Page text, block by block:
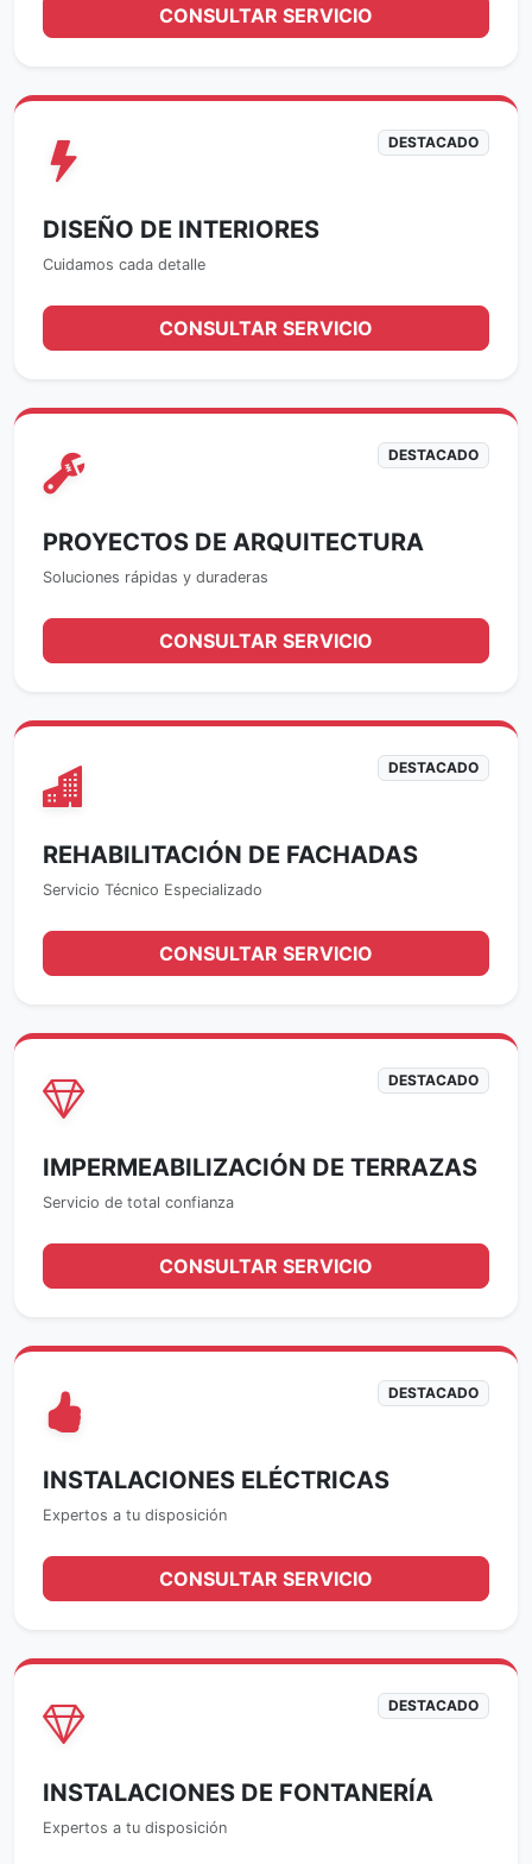
CONSULTAR SERVICIO
DESTACADO
DISEÑO DE INTERIORES
Cuidamos cada detalle
CONSULTAR SERVICIO
DESTACADO
PROYECTOS DE ARQUITECTURA
Soluciones rápidas y duraderas
CONSULTAR SERVICIO
DESTACADO
REHABILITACIÓN DE FACHADAS
Servicio Técnico Especializado
CONSULTAR SERVICIO
DESTACADO
IMPERMEABILIZACIÓN DE TERRAZAS
Servicio de total confianza
CONSULTAR SERVICIO
DESTACADO
INSTALACIONES ELÉCTRICAS
Expertos a tu disposición
CONSULTAR SERVICIO
DESTACADO
INSTALACIONES DE FONTANERÍA
Expertos a tu disposición